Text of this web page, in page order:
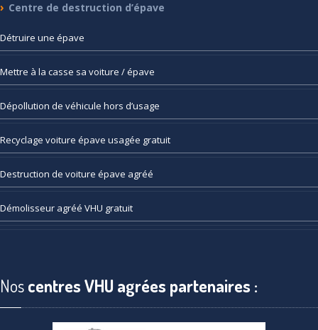
Centre de destruction d’épave
Détruire une épave
Mettre à la casse sa voiture / épave
Dépollution de véhicule hors d’usage
Recyclage voiture épave usagée gratuit
Destruction de voiture épave agréé
Démolisseur agréé VHU gratuit
Noscentres VHU agrées partenaires :